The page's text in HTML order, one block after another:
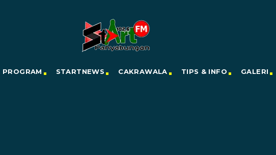
PROGRAM STARTNEWS CAKRAWALA TIPS & INFO GALERI